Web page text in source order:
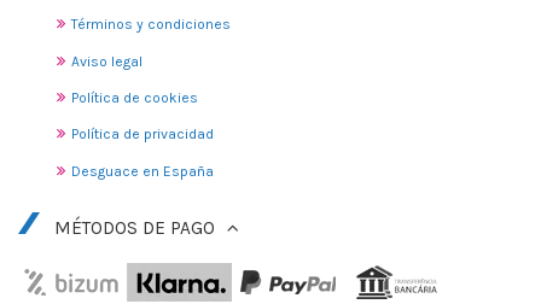
Términos y condiciones
Aviso legal
Política de cookies
Política de privacidad
Desguace en España
MÉTODOS DE PAGO